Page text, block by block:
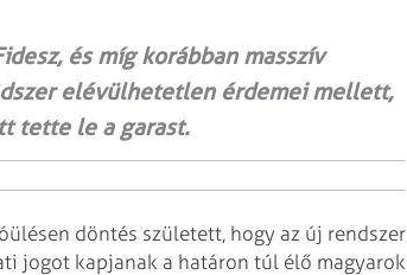
és míg korábban masszív
elévülhetetlen érdemei mellett,
tette le a garast.
döntés született, hogy az új rendszer
jogot kapjanak a határon túl élő magyarok